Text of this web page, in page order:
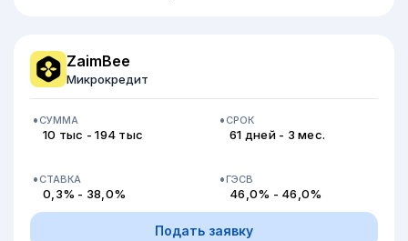
ZaimBee
Микрокредит
СУММА
10 тыс - 194 тыс
СРОК
61 дней - 3 мес.
СТАВКА
0,3% - 38,0%
ГЭСВ
46,0% - 46,0%
Подать заявку